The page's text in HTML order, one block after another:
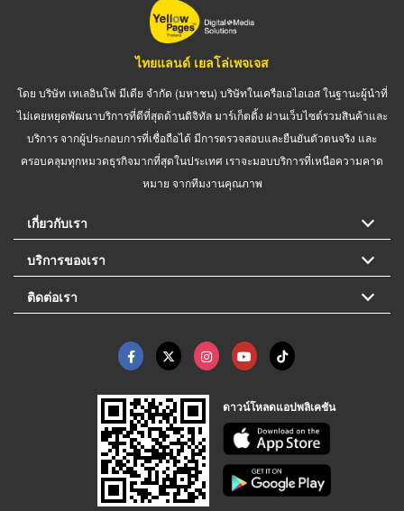
ไทยแลนด์ เยลโล่เพจเจส
โดย บริษัท เทเลอินโฟ มีเดีย จำกัด (มหาชน) บริษัทในเครือเอไอเอส ในฐานะผู้นำที่
ไม่เคยหยุดพัฒนาบริการที่ดีที่สุดด้านดิจิทัล มาร์เก็ตติ้ง ผ่านเว็บไซต์รวมสินค้าและ
บริการ จากผู้ประกอบการที่เชื่อถือได้ มีการตรวจสอบและยืนยันตัวตนจริง และ
ครอบคลุมทุกหมวดธุรกิจมากที่สุดในประเทศ เราจะมอบบริการที่เหนือความคาด
หมาย จากทีมงานคุณภาพ
เกี่ยวกับเรา
บริการของเรา
ติดต่อเรา
ดาวน์โหลดแอปพลิเคชัน